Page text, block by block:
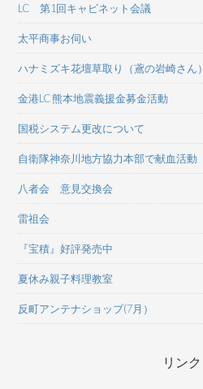
LC 第1回キャビネット会議
太平商事お伺い
ハナミズキ花壇草取り（鳶の岩崎さん）
金港LC 熊本地震義援金募金活動
国税システム更改について
自衛隊神奈川地方協力本部で献血活動
八者会 意見交換会
雷祖会
『宝積』好評発売中
夏休み親子料理教室
反町アンテナショップ(7月）
リンク